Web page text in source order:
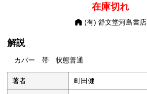
在庫切れ
(有) 舒文堂河島書店
解説
カバー 帯 状態普通
著者 町田健